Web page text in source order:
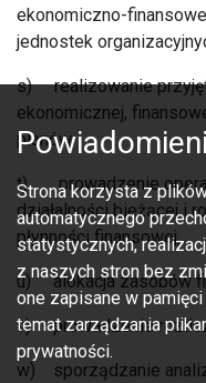
ekonomiczno-
jednostek
s) realizowanie
ekonomicznej,
planów,
t) prowadzenie
działalności bieżącej i
płynności finansowej,
u) alokacja zasobów
v) prowadzenie
w) sporządzanie
Strona korzysta z
automatycznego
statystycznych,
z naszych stron bez
one zapisane w
temat zarządzania
prywatności.